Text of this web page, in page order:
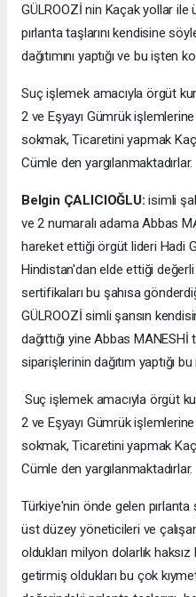
GÜLROOZİ nin Kaçak yollar
pırlanta taşlarını kendisine
dağıtımını yaptığı ve bu işten
Suç işlemek amacıyla örgüt
2 ve Eşyayı Gümrük
sokmak, Ticaretini yapmak
Cümle den yargılanmaktadırlar.
Belgin ÇALICIOĞLU: isimli
ve 2 numaralı adama Abbas
hareket ettiği örgüt lideri Hadi
Hindistan'dan elde ettiği
sertifikaları bu şahısa
GÜLROOZİ simli şansın
dağıttığı yine Abbas MANESHİ
siparişlerinin dağıtım yaptığı
Suç işlemek amacıyla örgüt
2 ve Eşyayı Gümrük
sokmak, Ticaretini yapmak
Cümle den yargılanmaktadırlar.
Türkiye'nin önde gelen pırlanta
üst düzey yöneticileri ve
oldukları milyon dolarlık
getirmiş oldukları bu çok